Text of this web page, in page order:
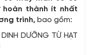
hoàn thành ít nhất
trình, bao gồm:
DƯỠNG TỪ HẠT